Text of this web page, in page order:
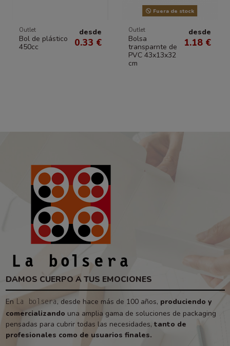
Outlet
Bol de plástico
450cc
desde
0.33 €
Fuera de stock
Outlet
Bolsa
transparnte de
PVC 43x13x32
cm
desde
1.18 €
DAMOS CUERPO A TUS EMOCIONES
En La bolsera, desde hace más de 100 años, produciendo y
comercializando una amplia gama de soluciones de packaging
pensadas para cubrir todas las necesidades, tanto de
profesionales como de usuarios finales.